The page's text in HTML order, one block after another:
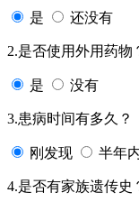
是 还没有
2.是否使用外用药物
是 没有
3.患病时间有多久？
刚发现 半年
4.是否有家族遗传史